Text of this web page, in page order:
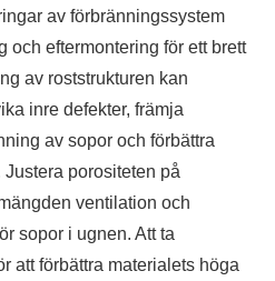
av förbränningssystem
och eftermontering för ett brett
av roststrukturen kan
inre defekter, främja
av sopor och förbättra
porositeten på
ventilation och
sopor i ugnen. Att ta
att förbättra materialets höga